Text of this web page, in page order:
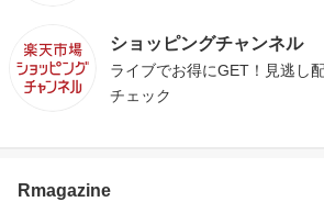
ショッピングチャンネル
ライブでお得にGET！見逃し
チェック
Rmagazine